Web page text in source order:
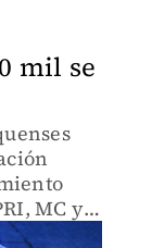
mil se
MC y